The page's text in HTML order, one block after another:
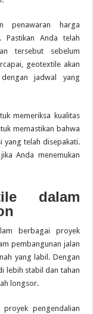
penawaran harga
Pastikan Anda telah
tersebut sebelum
geotextile akan
jadwal yang
memeriksa kualitas
memastikan bahwa
yang telah disepakati.
Anda menemukan
dalam
berbagai proyek
pembangunan jalan
yang labil. Dengan
lebih stabil dan tahan
longsor.
pengendalian